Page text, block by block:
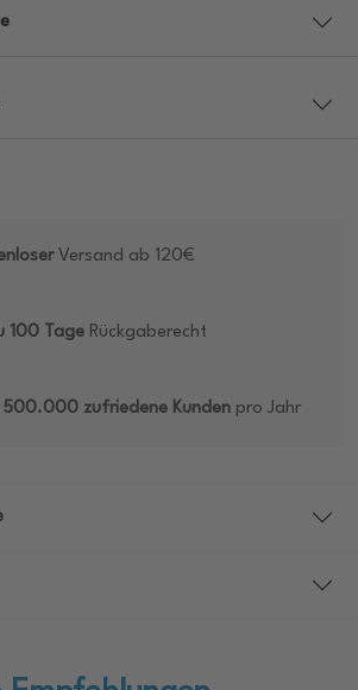
Versand ab 120€
100 Tage Rückgaberecht
500.000 zufriedene Kunden pro Jahr